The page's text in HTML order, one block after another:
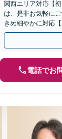
関西エリア対応【
は、是非お気軽に
きめ細やかに対応
ください】【車い
電話でお